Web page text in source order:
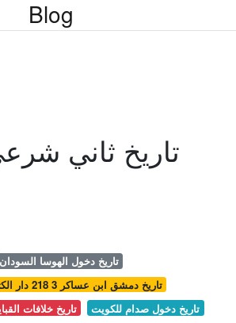
Blog
تاريخ ثاني
تاريخ دخول الهوسا السودان
تاريخ دمشق ابن عساكر 3 218 دار الكتب العلمية
تاريخ خلافات
تاريخ دخول صدام للكويت